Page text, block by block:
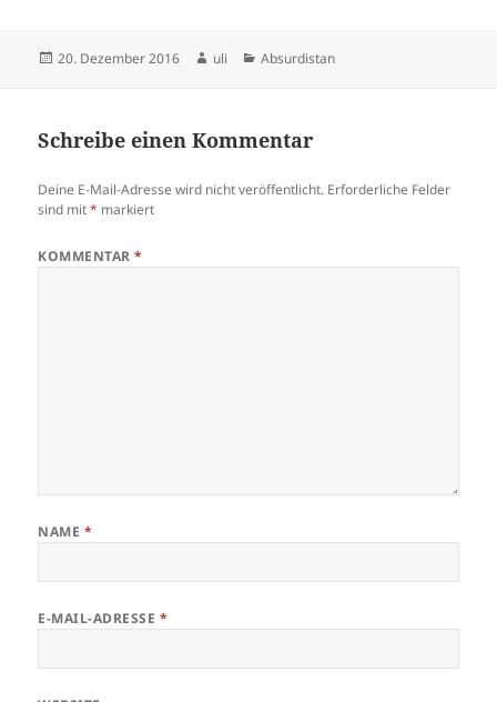
Veröffentlicht
20. Dezember 2016 Autor
uli Kategorien
Absurdistan
Schreibe einen Kommentar
Deine E-Mail-Adresse wird nicht veröffentlicht. Erforderliche Felder
sind mit* markiert
KOMMENTAR*
NAME *
E-MAIL-ADRESSE *